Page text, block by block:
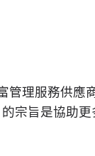
管理服務供
宗旨是協助